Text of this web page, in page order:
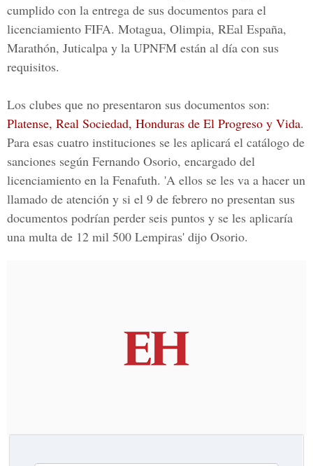
cumplido con la entrega de sus documentos para el
licenciamiento FIFA. Motagua, Olimpia, REal España,
Marathón, Juticalpa y la UPNFM están al día con sus
requisitos.
Los clubes que no presentaron sus documentos son:
Platense, Real Sociedad, Honduras de El Progreso y Vida.
Para esas cuatro instituciones se les aplicará el catálogo de
sanciones según Fernando Osorio, encargado del
licenciamiento en la Fenafuth. 'A ellos se les va a hacer un
llamado de atención y si el 9 de febrero no presentan sus
documentos podrían perder seis puntos y se les aplicaría
una multa de 12 mil 500 Lempiras' dijo Osorio.